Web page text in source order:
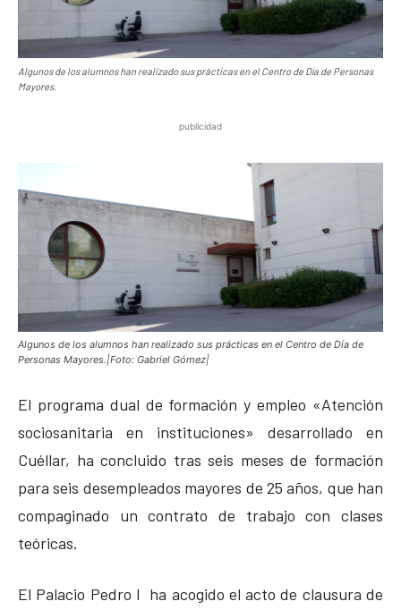
Algunos de los alumnos han realizado sus prácticas en el Centro de Día de Personas
Mayores.
publicidad
Algunos de los alumnos han realizado sus prácticas en el Centro de Día de
Personas Mayores.|Foto: Gabriel Gómez|
El programa dual de formación y empleo «Atención
sociosanitaria en instituciones» desarrollado en
Cuéllar, ha concluido tras seis meses de formación
para seis desempleados mayores de 25 años, que han
compaginado un contrato de trabajo con clases
teóricas.
El Palacio Pedro I ha acogido el acto de clausura de